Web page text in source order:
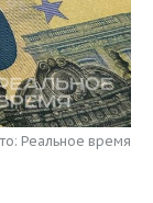
Реальное время